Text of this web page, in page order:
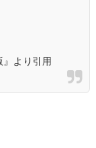
』より引用